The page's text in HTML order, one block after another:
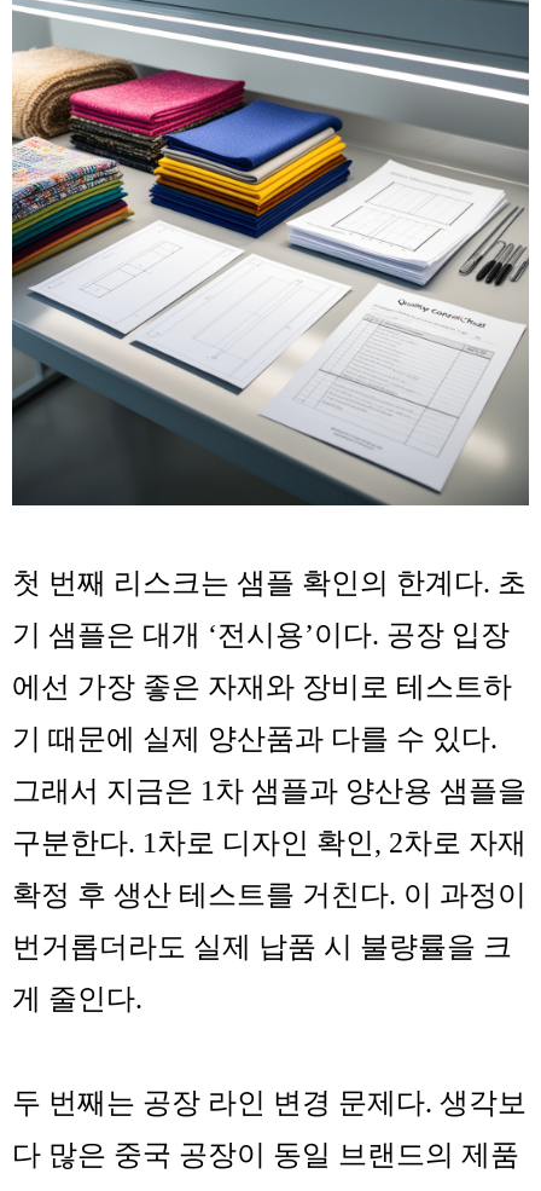
첫 번째 리스크는 샘플 확인의 한계 다. 초
기 샘플은 대개 ‘전시용’이다. 공장 입장
에선 가장 좋은 자재와 장비로 테스트하
기 때문에 실제 양산품과 다를 수 있다.
그래서 지금은 1차 샘플과 양산용 샘플을
구분한다. 1차로 디자인 확인, 2차로 자재
확정 후 생산 테스트를 거친다. 이 과정이
번거롭더라도 실제 납품 시 불량률을 크
게 줄인다.
두 번째는 공장 라인 변경 문제 다. 생각보
다 많은 중국 공장이 동일 브랜드의 제품